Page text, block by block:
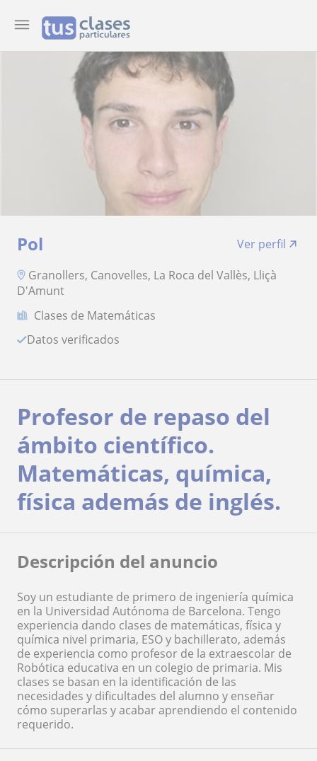
Pol
Ver perfil
Granollers, Canovelles, La Roca del Vallès, Lliçà
D'Amunt
Clases de Matemáticas
Datos verificados
Profesor de repaso del
ámbito científico.
Matemáticas, química,
física además de inglés.
Descripción del anuncio
Soy un estudiante de primero de ingeniería química
en la Universidad Autónoma de Barcelona. Tengo
experiencia dando clases de matemáticas, física y
química nivel primaria, ESO y bachillerato, además
de experiencia como profesor de la extraescolar de
Robótica educativa en un colegio de primaria. Mis
clases se basan en la identificación de las
necesidades y dificultades del alumno y enseñar
cómo superarlas y acabar aprendiendo el contenido
requerido.